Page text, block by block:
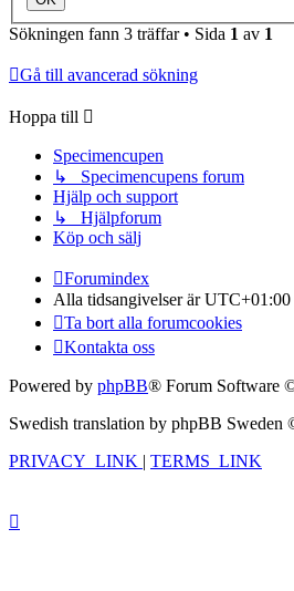
Sökningen fann 3 träffar • Sida 1 av 1
Gå till avancerad sökning
Hoppa till
Specimencupen
↳ Specimencupens forum
Hjälp och support
↳ Hjälpforum
Köp och sälj
Forumindex
Alla tidsangivelser är
Ta bort alla forumcookies
Kontakta oss
Powered by phpBB® Forum Software
Swedish translation by phpBB Sweden
PRIVACY_LINK
TERMS_LINK